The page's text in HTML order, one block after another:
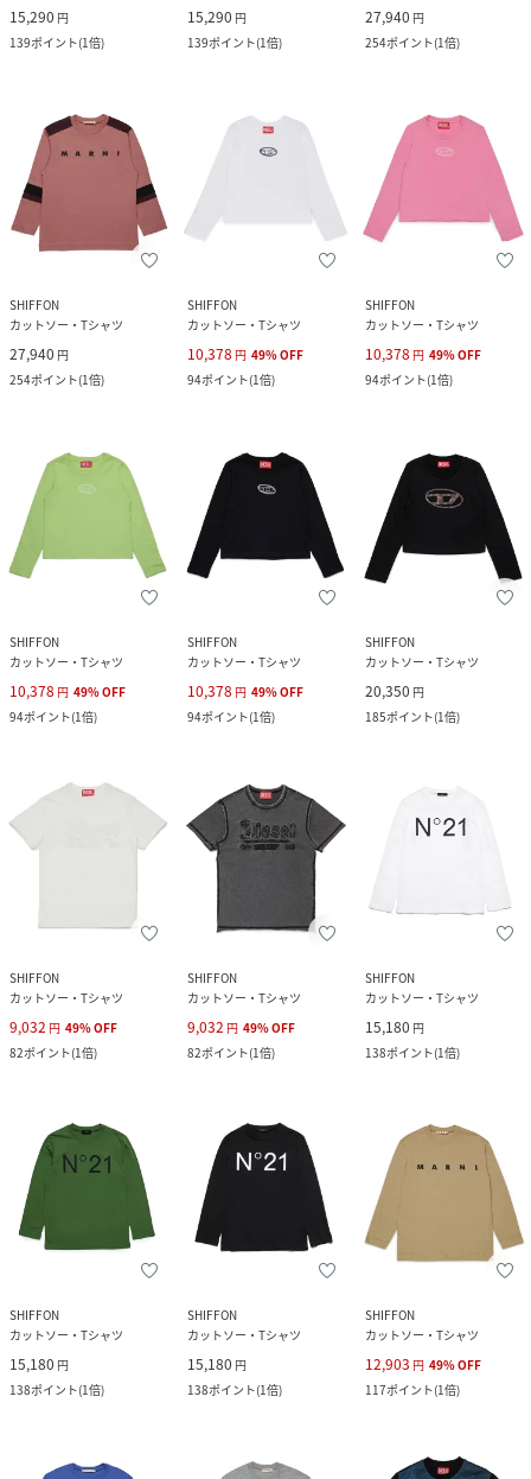
15,290 円
139ポイント(1倍)
15,290 円
139ポイント(1倍)
27,940 円
254ポイント(1倍)
SHIFFON
カットソー・Tシャツ
27,940 円
254ポイント(1倍)
SHIFFON
カットソー・Tシャツ
10,378 円 49%OFF
94ポイント(1倍)
SHIFFON
カットソー・Tシャツ
10,378 円 49%OFF
94ポイント(1倍)
SHIFFON
カットソー・Tシャツ
10,378 円 49%OFF
94ポイント(1倍)
SHIFFON
カットソー・Tシャツ
10,378 円 49%OFF
94ポイント(1倍)
SHIFFON
カットソー・Tシャツ
20,350 円
185ポイント(1倍)
SHIFFON
カットソー・Tシャツ
9,032 円 49%OFF
82ポイント(1倍)
SHIFFON
カットソー・Tシャツ
9,032 円 49%OFF
82ポイント(1倍)
SHIFFON
カットソー・Tシャツ
15,180 円
138ポイント(1倍)
SHIFFON
カットソー・Tシャツ
15,180 円
138ポイント(1倍)
SHIFFON
カットソー・Tシャツ
15,180 円
138ポイント(1倍)
SHIFFON
カットソー・Tシャツ
12,903 円 49%OFF
117ポイント(1倍)